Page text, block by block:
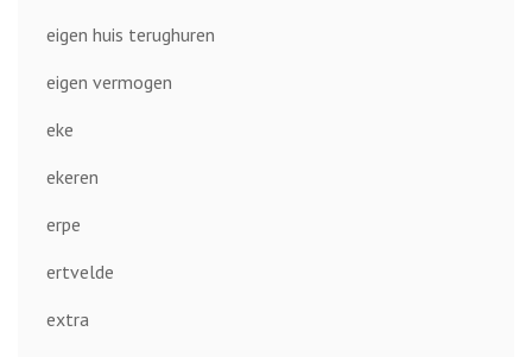
eigen huis terughuren
eigen vermogen
eke
ekeren
erpe
ertvelde
extra